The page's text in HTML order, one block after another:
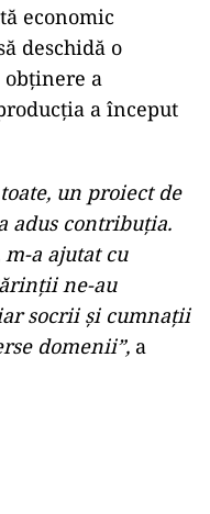
economic
deschidă o
a
a început
un proiect de
adus contribuția.
a ajutat cu
ne-au
socrii și cumnații
domenii”, a